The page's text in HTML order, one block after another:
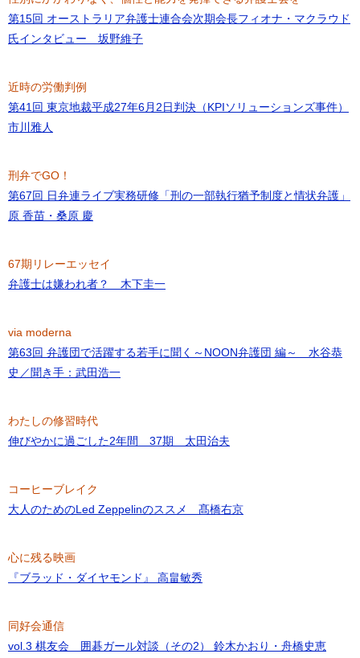
第15回 オーストラリア弁護士連合会次期会長フィオナ・マクラウド
氏インタビュー 坂野維子
近時の労働判例
第41回 東京地裁平成27年6月2日判決（KPIソリューションズ事件）
市川雅人
刑弁でGO！
第67回 日弁連ライブ実務研修「刑の一部執行猶予制度と情状弁護」
原 香苗・桑原 慶
67期リレーエッセイ
弁護士は嫌われ者？ 木下圭一
via moderna
第63回 弁護団で活躍する若手に聞く～NOON弁護団 編～ 水谷恭
史／聞き手：武田浩一
わたしの修習時代
伸びやかに過ごした2年間 37期 太田治夫
コーヒーブレイク
大人のためのLed Zeppelinのススメ 髙橋右京
心に残る映画
『ブラッド・ダイヤモンド』 高畠敏秀
同好会通信
vol.3 棋友会 囲碁ガール対談（その2） 鈴木かおり・舟橋史恵